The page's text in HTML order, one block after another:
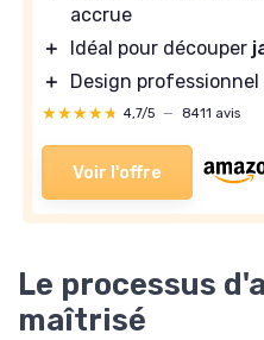
accrue
＋
Idéal pour découper
＋
Design
★★★★★
★★★★★ 4,7/5 — 8411 avis
Voir l'offre
Le processus
maîtrisé